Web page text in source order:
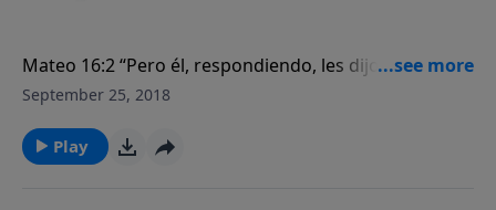
Mateo 16:2 “Pero él, respondiendo, les dijo: «Cuando
anochece, decís: “Hará buen tiempo, porque el cielo
September 25, 2018
Play